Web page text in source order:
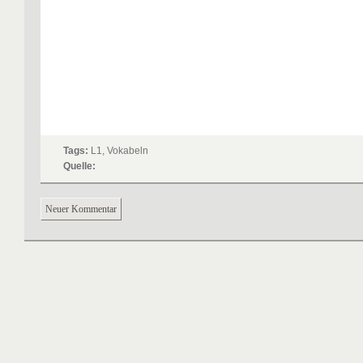
Tags: L1, Vokabeln
Quelle:
Neuer Kommentar